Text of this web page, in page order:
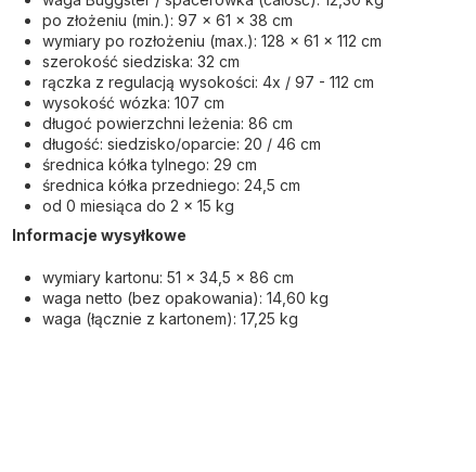
po złożeniu (min.): 97 x 61 x 38 cm
wymiary po rozłożeniu (max.): 128 x 61 x 112 cm
szerokość siedziska: 32 cm
rączka z regulacją wysokości: 4x / 97 - 112 cm
wysokość wózka: 107 cm
długoć powierzchni leżenia: 86 cm
długość: siedzisko/oparcie: 20 / 46 cm
średnica kółka tylnego: 29 cm
średnica kółka przedniego: 24,5 cm
od 0 miesiąca do 2 x 15 kg
Informacje wysyłkowe
wymiary kartonu: 51 x 34,5 x 86 cm
waga netto (bez opakowania): 14,60 kg
waga (łącznie z kartonem): 17,25 kg